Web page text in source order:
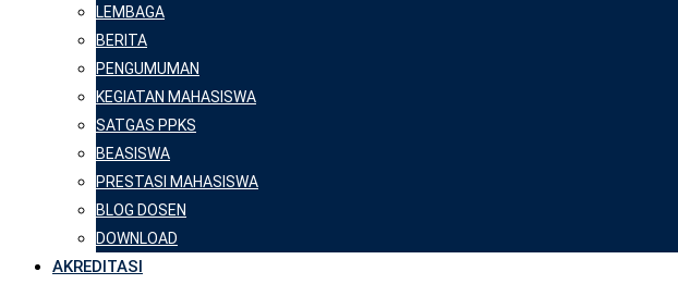
LEMBAGA
BERITA
PENGUMUMAN
KEGIATAN MAHASISWA
SATGAS PPKS
BEASISWA
PRESTASI MAHASISWA
BLOG DOSEN
DOWNLOAD
AKREDITASI